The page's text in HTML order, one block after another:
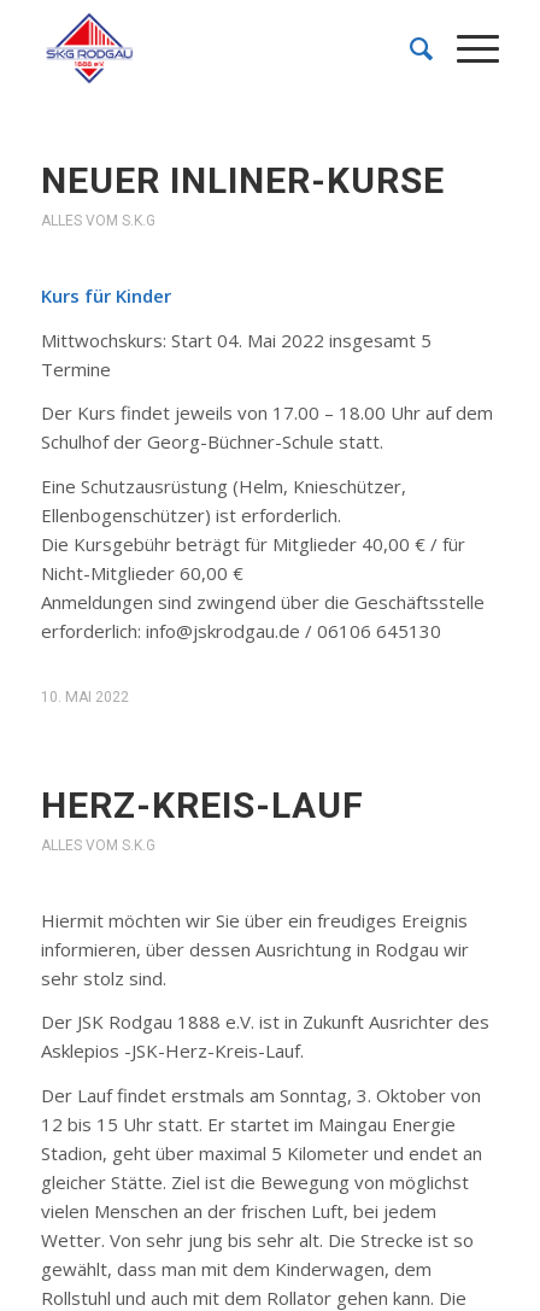
NEUER INLINER-KURSE
ALLES VOM S.K.G
Kurs für Kinder
Mittwochskurs: Start 04. Mai 2022 insgesamt 5
Termine
Der Kurs findet jeweils von 17.00 – 18.00 Uhr auf dem
Schulhof der Georg-Büchner-Schule statt.
Eine Schutzausrüstung (Helm, Knieschützer,
Ellenbogenschützer) ist erforderlich.
Die Kursgebühr beträgt für Mitglieder 40,00 € / für
Nicht-Mitglieder 60,00 €
Anmeldungen sind zwingend über die Geschäftsstelle
erforderlich: info@jskrodgau.de / 06106 645130
10. MAI 2022
HERZ-KREIS-LAUF
ALLES VOM S.K.G
Hiermit möchten wir Sie über ein freudiges Ereignis
informieren, über dessen Ausrichtung in Rodgau wir
sehr stolz sind.
Der JSK Rodgau 1888 e.V. ist in Zukunft Ausrichter des
Asklepios -JSK-Herz-Kreis-Lauf.
Der Lauf findet erstmals am Sonntag, 3. Oktober von
12 bis 15 Uhr statt. Er startet im Maingau Energie
Stadion, geht über maximal 5 Kilometer und endet an
gleicher Stätte. Ziel ist die Bewegung von möglichst
vielen Menschen an der frischen Luft, bei jedem
Wetter. Von sehr jung bis sehr alt. Die Strecke ist so
gewählt, dass man mit dem Kinderwagen, dem
Rollstuhl und auch mit dem Rollator gehen kann. Die